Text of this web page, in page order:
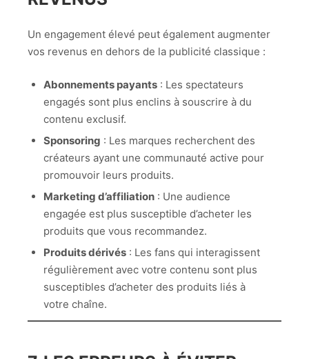
Un engagement élevé peut également augmenter
vos revenus en dehors de la publicité classique :
Abonnements payants: Les spectateurs
engagés sont plus enclins à souscrire à du
contenu exclusif.
Sponsoring : Les marques recherchent des
créateurs ayant une communauté active pour
promouvoir leurs produits.
Marketing d’affiliation: Une audience
engagée est plus susceptible d’acheter les
produits que vous recommandez.
Produits dérivés: Les fans qui interagissent
régulièrement avec votre contenu sont plus
susceptibles d’acheter des produits liés à
votre chaîne.